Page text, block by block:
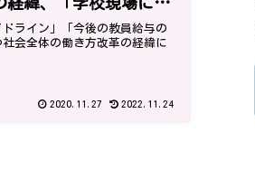
イン」～
ライン」「今後の教員給与の
会全体の働き方改革の経緯に
2020.11.27 2022.11.24